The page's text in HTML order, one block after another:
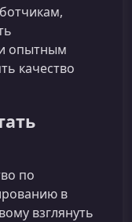
опытным
качество
по
в
взглянуть